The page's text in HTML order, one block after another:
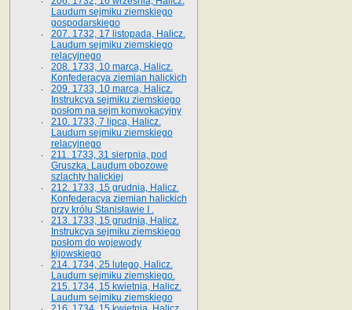
Laudum sejmiku ziemskiego
gospodarskiego
207. 1732, 17 listopada, Halicz.
Laudum sejmiku ziemskiego
relacyjnego
208. 1733, 10 marca, Halicz.
Konfederacya ziemian halickich­
209. 1733, 10 marca, Halicz.
Instrukcya sejmiku ziemskiego
posłom na sejm konwokacyjny
210. 1733, 7 lipca, Halicz.
Laudum sejmiku ziemskiego
relacyjnego
211. 1733, 31 sierpnia, pod
Gruszką. Laudum obozowe
szlachty halickiej
212. 1733, 15 grudnia, Halicz.
Konfederacya ziemian halickich
przy królu Stanisławie I .
213. 1733, 15 grudnia, Halicz.
Instrukcya sejmiku ziemskiego
posłom do wojewody
kijowskiego
214. 1734, 25 lutego, Halicz.
Laudum sejmiku ziemskiego.
215. 1734, 15 kwietnia, Halicz.
Laudum sejmiku ziemskiego